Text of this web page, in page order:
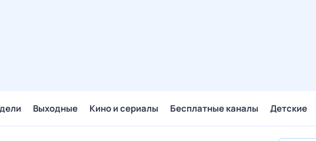
Выходные Кино и сериалы Бесплатные каналы Детские